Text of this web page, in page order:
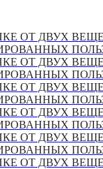
ОТ ДВУХ
ОТ ДВУХ
ОТ ДВУХ
ОТ ДВУХ
ОТ ДВУХ
ОТ ДВУХ